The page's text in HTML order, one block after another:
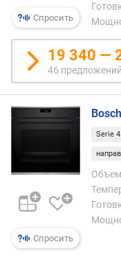
р
н
с
и
о
д
ш
е
в
х
к
Спросить
19 340 —
46 предложений
Спросить
Serie 4